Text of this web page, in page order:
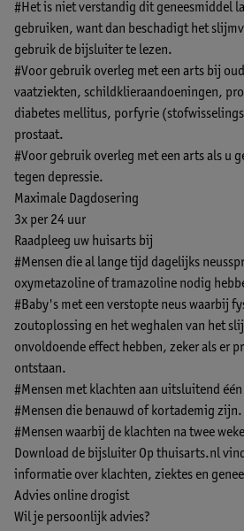
#Het is niet verstandig dit geneesmiddel
gebruiken, want dan beschadigt het
gebruik de bijsluiter te lezen.
#Voor gebruik overleg met een arts bij
vaatziekten, schildklieraandoeningen,
diabetes mellitus, porfyrie
prostaat.
#Voor gebruik overleg met een arts als u
tegen depressie.
Maximale Dagdosering
3x per 24 uur
Raadpleeg uw huisarts bij
#Mensen die al lange tijd dagelijks
oxymetazoline of tramazoline nodig
#Baby's met een verstopte neus waarbij
zoutoplossing en het weghalen van het
onvoldoende effect hebben, zeker als er
ontstaan.
#Mensen met klachten aan uitsluitend
#Mensen die benauwd of kortademig zijn.
#Mensen waarbij de klachten na twee
Download de bijsluiter Op thuisarts.nl
informatie over klachten, ziektes en
Advies online drogist
Wil je persoonlijk advies?